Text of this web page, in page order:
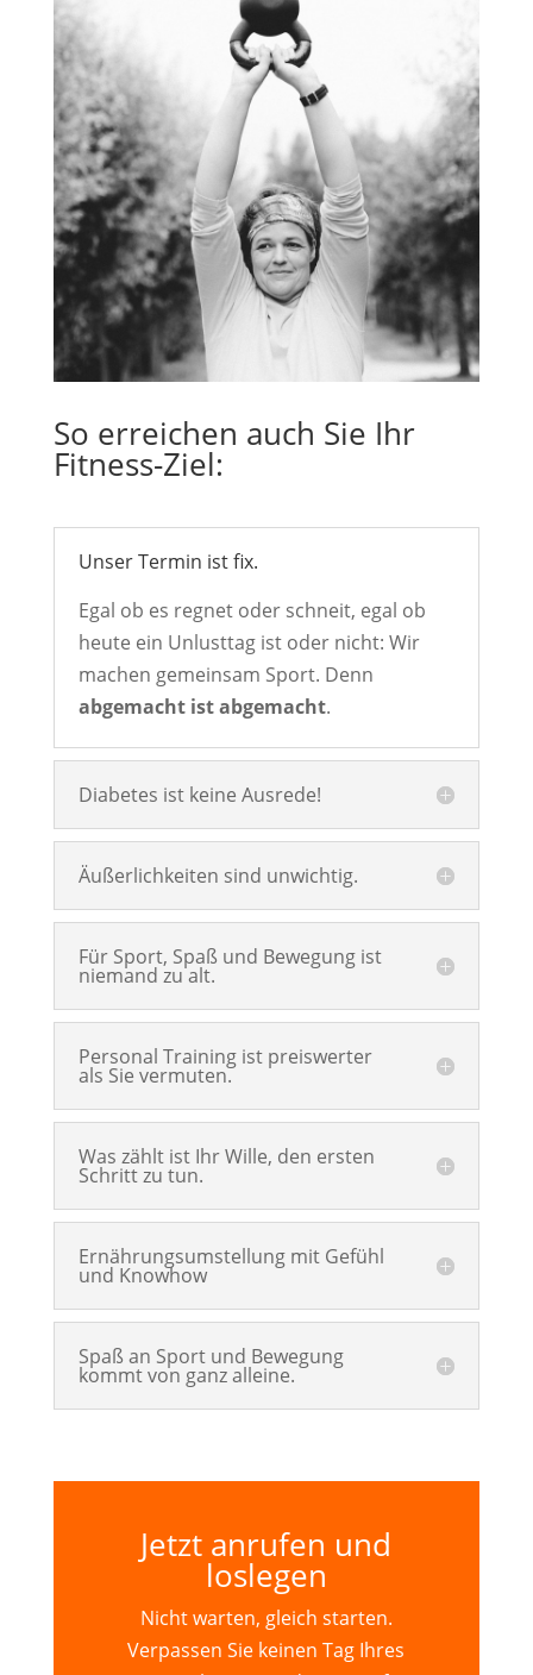
So erreichen auch Sie Ihr
Fitness-Ziel:
Unser Termin ist fix.
Egal ob es regnet oder schneit, egal ob
heute ein Unlusttag ist oder nicht: Wir
machen gemeinsam Sport. Denn
abgemacht ist abgemacht.
Diabetes ist keine Ausrede!
Äußerlichkeiten sind unwichtig.
Für Sport, Spaß und Bewegung ist
niemand zu alt.
Personal Training ist preiswerter
als Sie vermuten.
Was zählt ist Ihr Wille, den ersten
Schritt zu tun.
Ernährungsumstellung mit Gefühl
und Knowhow
Spaß an Sport und Bewegung
kommt von ganz alleine.
Jetzt anrufen und
loslegen
Nicht warten, gleich starten.
Verpassen Sie keinen Tag Ihres